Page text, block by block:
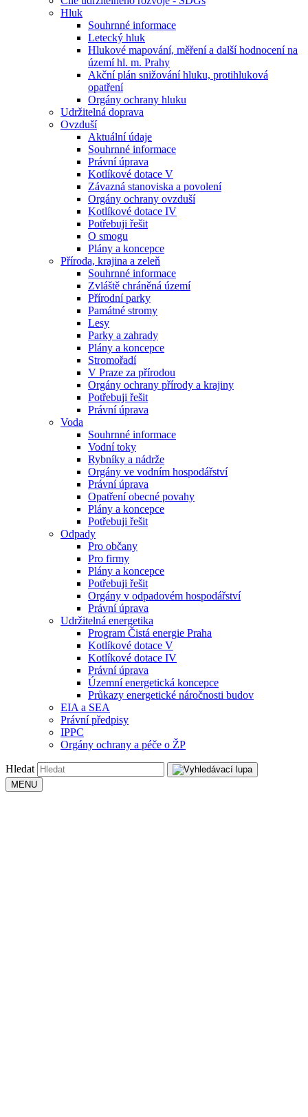
Hluk
Souhrnné informace
Letecký hluk
Hlukové mapování, měření a další hodnocení na
území hl. m. Prahy
Akční plán snižování hluku, protihluková
opatření
Orgány ochrany hluku
Udržitelná doprava
Ovzduší
Aktuální údaje
Souhrnné informace
Právní úprava
Kotlíkové dotace V
Závazná stanoviska a povolení
Orgány ochrany ovzduší
Kotlíkové dotace IV
Potřebuji řešit
O smogu
Plány a koncepce
Příroda, krajina a zeleň
Souhrnné informace
Zvláště chráněná území
Přírodní parky
Památné stromy
Lesy
Parky a zahrady
Plány a koncepce
Stromořadí
V Praze za přírodou
Orgány ochrany přírody a krajiny
Potřebuji řešit
Právní úprava
Voda
Souhrnné informace
Vodní toky
Rybníky a nádrže
Orgány ve vodním hospodářství
Právní úprava
Opatření obecné povahy
Plány a koncepce
Potřebuji řešit
Odpady
Pro občany
Pro firmy
Plány a koncepce
Potřebuji řešit
Orgány v odpadovém hospodářství
Právní úprava
Udržitelná energetika
Program Čistá energie Praha
Kotlíkové dotace V
Kotlíkové dotace IV
Právní úprava
Územní energetická koncepce
Průkazy energetické náročnosti budov
EIA a SEA
Právní předpisy
IPPC
Orgány ochrany a péče o ŽP
Hledat
MENU